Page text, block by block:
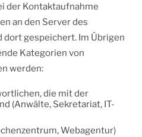
der Kontaktaufnahme
an den Server des
gespeichert. Im Übrigen
Kategorien von
werden:
die mit der
(Anwälte, Sekretariat, IT-
Webagentur)